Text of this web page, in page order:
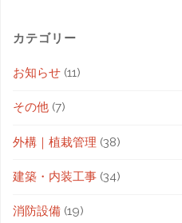
カテゴリー
お知らせ (11)
その他 (7)
外構｜植栽管理 (38)
建築・内装工事 (34)
消防設備 (19)